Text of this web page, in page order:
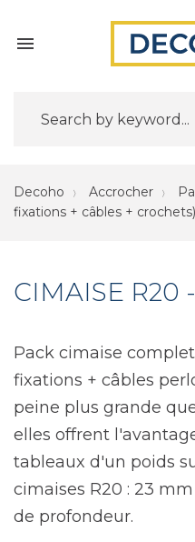

Decoho Accrocher
fixations + câbles + crochets)
CIMAISE R20
Pack cimaise
fixations + câbles
peine plus grande
elles offrent
tableaux d'un poids
cimaises R20 : 23
de profondeur.